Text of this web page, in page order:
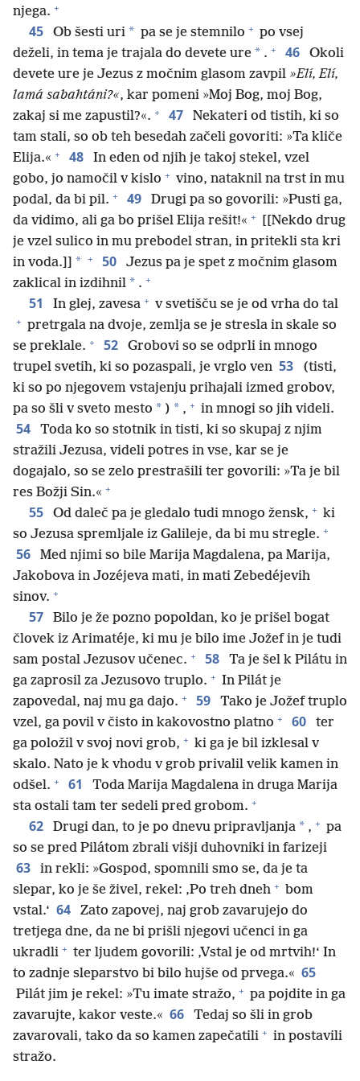
njega. +
45 Ob šesti uri * pa se je stemnilo + po vsej
deželi, in tema je trajala do devete ure * . + 46
Okoli
devete ure je Jezus z močnim glasom zavpil »Elí, Elí,
lamá sabahtáni?«, kar pomeni »Moj Bog, moj Bog,
zakaj si me zapustil?«. + 47
Nekateri od tistih, ki so
tam stali, so ob teh besedah začeli govoriti: »Ta kliče
Elija.« + 48
In eden od njih je takoj stekel, vzel
gobo, jo namočil v kislo + vino, nataknil na trst in mu
podal, da bi pil. + 49
Drugi pa so govorili: »Pusti ga,
da vidimo, ali ga bo prišel Elija rešit!« +
[[Nekdo drug
je vzel sulico in mu prebodel stran, in pritekli sta kri
in voda.]] * + 50
Jezus pa je spet z močnim glasom
zaklical in izdihnil * . +
51 In glej, zavesa + v svetišču se je od vrha do tal
+ pretrgala na dvoje, zemlja se je stresla in skale so
se preklale. + 52
Grobovi so se odprli in mnogo
trupel svetih, ki so pozaspali, je vrglo ven 53
(tisti,
ki so po njegovem vstajenju prihajali izmed grobov,
pa so šli v sveto mesto * ) * , + in mnogi so jih videli.
54
Toda ko so stotnik in tisti, ki so skupaj z njim
stražili Jezusa, videli potres in vse, kar se je
dogajalo, so se zelo prestrašili ter govorili: »Ta je bil
res Božji Sin.« +
55 Od daleč pa je gledalo tudi mnogo žensk, + ki
so Jezusa spremljale iz Galileje, da bi mu stregle. +
56
Med njimi so bile Marija Magdalena, pa Marija,
Jakobova in Jozéjeva mati, in mati Zebedéjevih
sinov. +
57
Bilo je že pozno popoldan, ko je prišel bogat
človek iz Arimatéje, ki mu je bilo ime Jožef in je tudi
sam postal Jezusov učenec. + 58
Ta je šel k Pilátu in
ga zaprosil za Jezusovo truplo. + In Pilát je
zapovedal, naj mu ga dajo. + 59
Tako je Jožef truplo
vzel, ga povil v čisto in kakovostno platno + 60
ter
ga položil v svoj novi grob, + ki ga je bil izklesal v
skalo. Nato je k vhodu v grob privalil velik kamen in
odšel. + 61
Toda Marija Magdalena in druga Marija
sta ostali tam ter sedeli pred grobom. +
62 Drugi dan, to je po dnevu pripravljanja * , + pa
so se pred Pilátom zbrali višji duhovniki in farizeji
63
in rekli: »Gospod, spomnili smo se, da je ta
slepar, ko je še živel, rekel: ‚Po treh dneh + bom
vstal.‘ 64
Zato zapovej, naj grob zavarujejo do
tretjega dne, da ne bi prišli njegovi učenci in ga
ukradli + ter ljudem govorili: ‚Vstal je od mrtvih!‘ In
to zadnje sleparstvo bi bilo hujše od prvega.« 65
Pilát jim je rekel: »Tu imate stražo, + pa pojdite in ga
zavarujte, kakor veste.« 66
Tedaj so šli in grob
zavarovali, tako da so kamen zapečatili + in postavili
stražo.